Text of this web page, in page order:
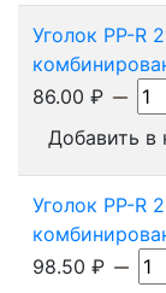
Уголок PP-R
86.00 ₽
Добавить в
Уголок PP-R
98.50 ₽